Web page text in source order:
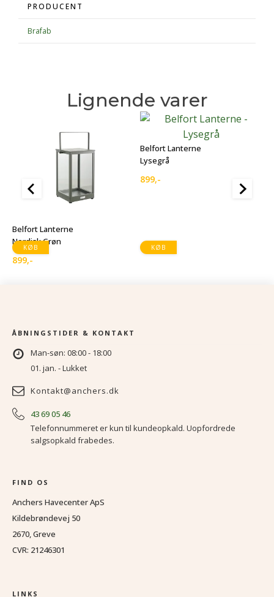
PRODUCENT
Brafab
Lignende varer
KØB
Belfort Lanterne
Nordisk Grøn
899,-
KØB
Belfort Lanterne
Lysegrå
899,-
ÅBNINGSTIDER & KONTAKT
Man-søn: 08:00 - 18:00
01. jan. - Lukket
Kontakt@anchers.dk
43 69 05 46
Telefonnummeret er kun til kundeopkald. Uopfordrede
salgsopkald frabedes.
FIND OS
Anchers Havecenter ApS
Kildebrøndevej 50
2670, Greve
CVR: 21246301
LINKS